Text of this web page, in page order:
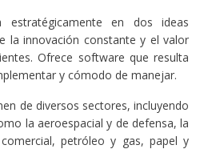
estratégicamente en dos ideas
la innovación constante y el valor
Ofrece software que resulta
y cómodo de manejar.
de diversos sectores, incluyendo
la aeroespacial y de defensa, la
petróleo y gas, papel y